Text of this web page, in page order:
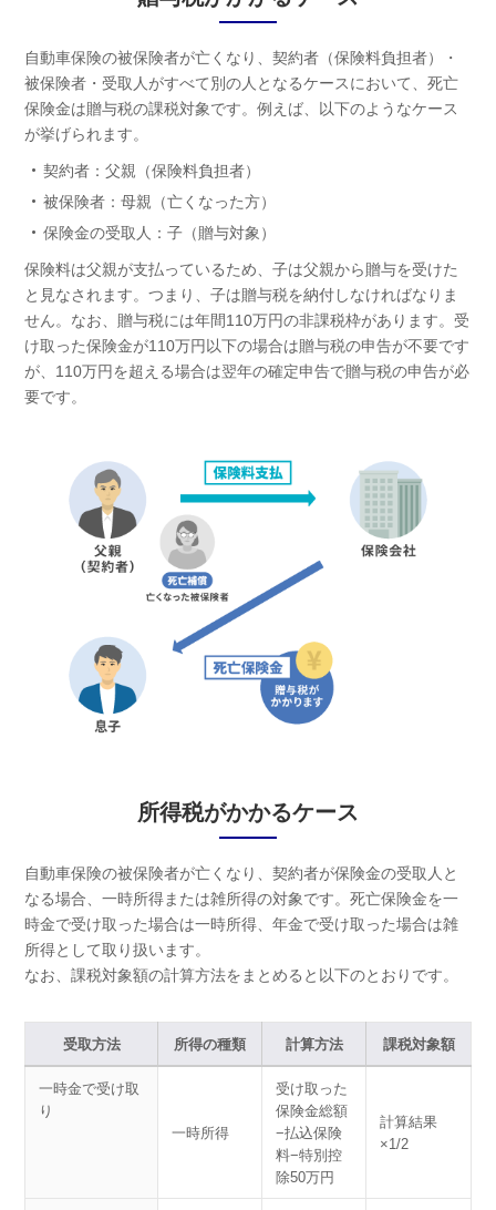
自動車保険の被保険者が亡くなり、契約者（保険料負担者）・
被保険者・受取人がすべて別の人となるケースにおいて、死亡
保険金は贈与税の課税対象です。例えば、以下のようなケース
が挙げられます。
契約者：父親（保険料負担者）
被保険者：母親（亡くなった方）
保険金の受取人：子（贈与対象）
保険料は父親が支払っているため、子は父親から贈与を受けた
と見なされます。つまり、子は贈与税を納付しなければなりま
せん。なお、贈与税には年間110万円の非課税枠があります。受
け取った保険金が110万円以下の場合は贈与税の申告が不要です
が、110万円を超える場合は翌年の確定申告で贈与税の申告が必
要です。
所得税がかかるケース
自動車保険の被保険者が亡くなり、契約者が保険金の受取人と
なる場合、一時所得または雑所得の対象です。死亡保険金を一
時金で受け取った場合は一時所得、年金で受け取った場合は雑
所得として取り扱います。
なお、課税対象額の計算方法をまとめると以下のとおりです。
受取方法 所得の種類 計算方法 課税対象額
一時金で受け取
り
一時所得
受け取った
保険金総額
−払込保険
料−特別控
除50万円
計算結果
×1/2